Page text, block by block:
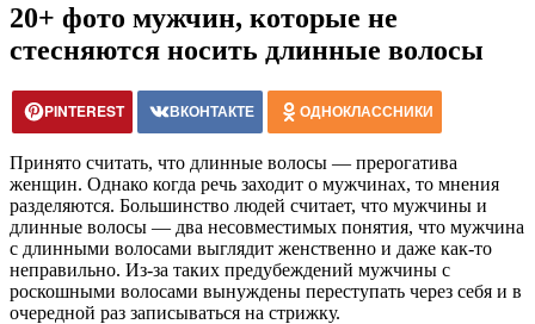
20+ фото мужчин, которые не
стесняются носить длинные волосы
PINTEREST ВКОНТАКТЕ ОДНОКЛАССНИКИ
Принято считать, что длинные волосы — прерогатива
женщин. Однако когда речь заходит о мужчинах, то мнения
разделяются. Большинство людей считает, что мужчины и
длинные волосы — два несовместимых понятия, что мужчина
с длинными волосами выглядит женственно и даже как-то
неправильно. Из-за таких предубеждений мужчины с
роскошными волосами вынуждены переступать через себя и в
очередной раз записываться на стрижку.